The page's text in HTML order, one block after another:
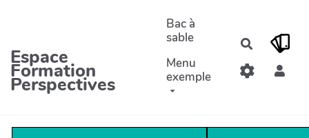
Espace
Formation
Perspectives
Bac à
sable
Menu
exemple